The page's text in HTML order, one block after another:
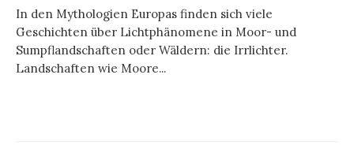
In den Mythologien Europas finden sich viele
Geschichten über Lichtphänomene in Moor- und
Sumpflandschaften oder Wäldern: die Irrlichter.
Landschaften wie Moore...